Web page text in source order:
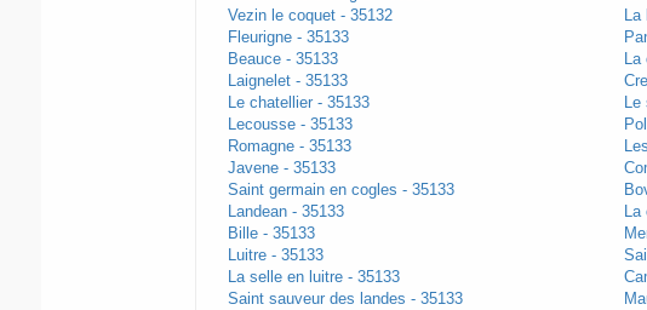
Vezin le coquet - 35132
Fleurigne - 35133
Beauce - 35133
Laignelet - 35133
Le chatellier - 35133
Lecousse - 35133
Romagne - 35133
Javene - 35133
Saint germain en cogles - 35133
Landean - 35133
Bille - 35133
Luitre - 35133
La selle en luitre - 35133
Saint sauveur des landes - 35133
La
La
Le
La